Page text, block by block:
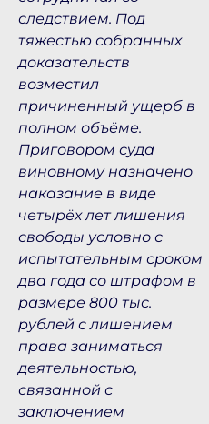
следствием. Под
тяжестью собранных
доказательств
возместил
причиненный ущерб в
полном объёме.
Приговором суда
виновному назначено
наказание в виде
четырёх лет лишения
свободы условно с
испытательным сроком
два года со штрафом в
размере 800 тыс.
рублей с лишением
права заниматься
деятельностью,
связанной с
заключением